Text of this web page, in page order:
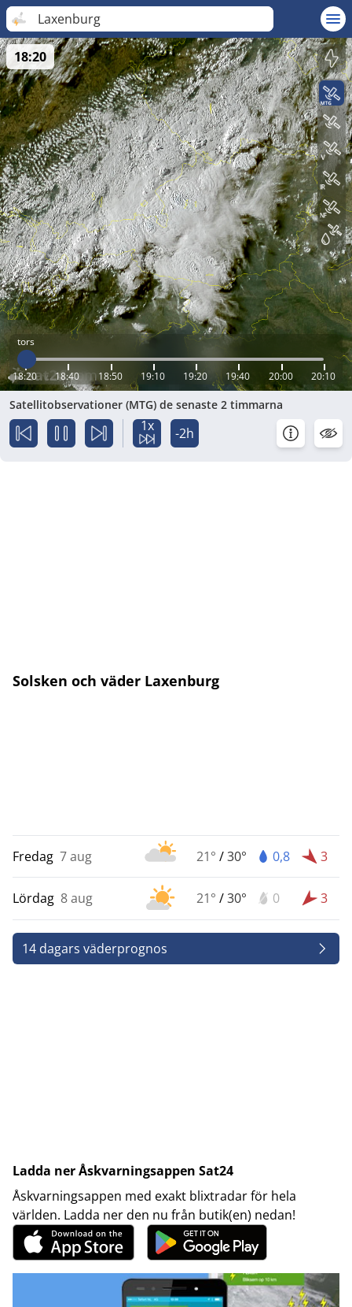
Laxenburg
tors
18:20 18:40 18:50 19:10 19:20 19:40 20:00 20:10
18:20
Satellitobservationer (MTG) de senaste 2 timmarna
1x -2h
Solsken och väder Laxenburg
Fredag 7 aug 21° /30° 0,8 3
Lördag 8 aug 21° /30° 0 3
14 dagars väderprognos
Ladda ner Åskvarningsappen Sat24
Åskvarningsappen med exakt blixtradar för hela
världen. Ladda ner den nu från butik(en) nedan!